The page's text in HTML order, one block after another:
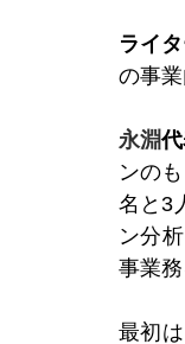
ライ
の事
永淵
ンの
名と3
ン分
事業
最初